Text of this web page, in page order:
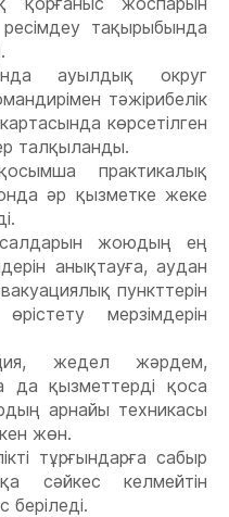
тақырыбында
ауылдық округ
тәжірибелік
көрсетілген
талқыланды.
практикалық
әр қызметке жеке
жоюдың ең
анықтауға, аудан
пункттерін
мерзімдерін
жедел жәрдем,
да қызметтерді қоса
арнайы техникасы
жөн.
тұрғындарға сабыр
сәйкес келмейтін
беріледі.